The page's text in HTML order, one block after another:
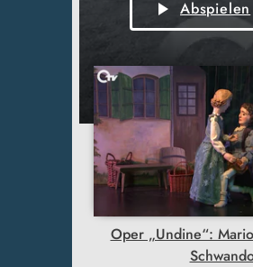
play_arrow Abspielen
Oper „Undine“: